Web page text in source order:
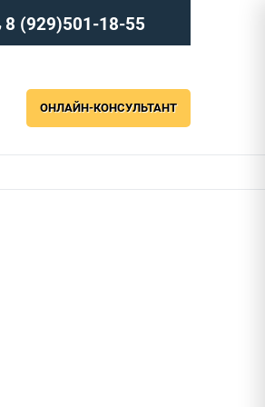
8 (929)501-18-55
ОНЛАЙН-КОНСУЛЬТАНТ